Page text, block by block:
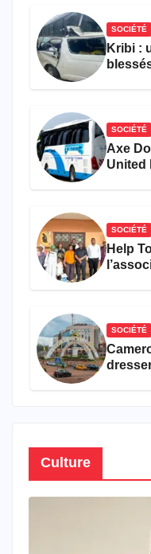
SOCIÉTÉ
Kribi :
SOCIÉTÉ
Axe
United
SOCIÉTÉ
Help
SOCIÉTÉ
Culture